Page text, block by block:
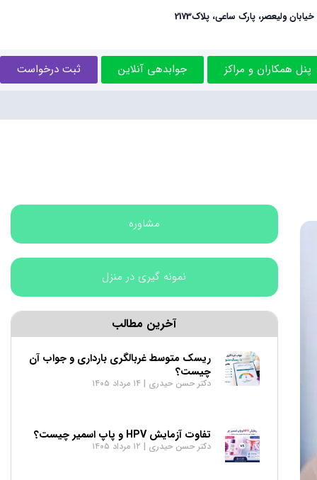
ولیعصر، پارک ساعی، پلاک2173
پنل همکاران و مراکز جوابدهی آنلاین ثبت درخواست
مشاوره
نمونه گیری در منزل
آخرین مطالب
ریسک متوسط غربالگری بارداری و جواب آن
چیست؟
دکتر حسن حیدری ۱۴ مرداد ۱۴۰۵
تفاوت آزمایش HPV و پاپ اسمیر چیست؟
دکتر حسن حیدری ۱۲ مرداد ۱۴۰۵